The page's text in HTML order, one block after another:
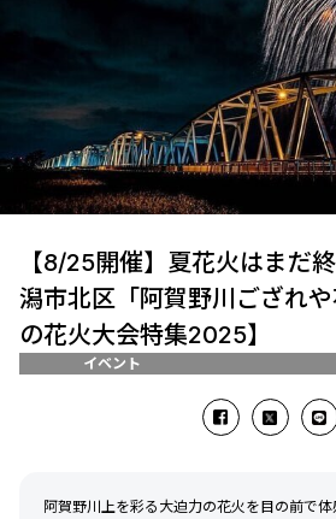
【8/25開催】夏花火はまだ
潟市北区「阿賀野川ござれ
の花火大会特集2025】
イベント
阿賀野川上を彩る大迫力の花火を目の前で